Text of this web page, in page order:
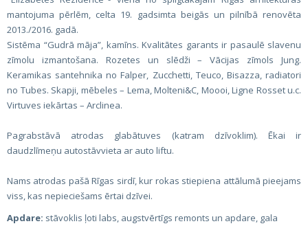
mantojuma pērlēm, celta 19. gadsimta beigās un pilnībā renovēta
2013./2016. gadā.
Sistēma “Gudrā māja”, kamīns. Kvalitātes garants ir pasaulē slavenu
zīmolu izmantošana. Rozetes un slēdži – Vācijas zīmols Jung.
Keramikas santehnika no Falper, Zucchetti, Teuco, Bisazza, radiatori
no Tubes. Skapji, mēbeles – Lema, Molteni&C, Moooi, Ligne Rosset u.c.
Virtuves iekārtas – Arclinea.
Pagrabstāvā atrodas glabātuves (katram dzīvoklim). Ēkai ir
daudzlīmeņu autostāvvieta ar auto liftu.
Nams atrodas pašā Rīgas sirdī, kur rokas stiepiena attālumā pieejams
viss, kas nepieciešams ērtai dzīvei.
Apdare: stāvoklis ļoti labs, augstvērtīgs remonts un apdare, gala